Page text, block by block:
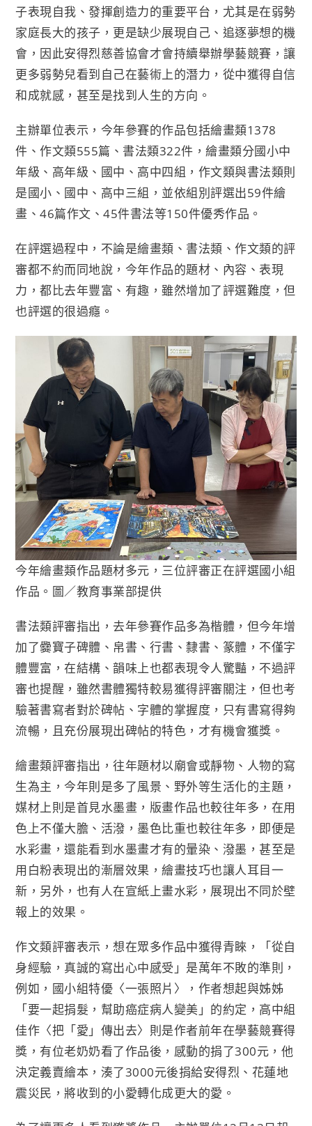
子表現自我、發揮創造力的重要平台，尤其是在弱勢
家庭長大的孩子，更是缺少展現自己、追逐夢想的機
會，因此安得烈慈善協會才會持續舉辦學藝競賽，讓
更多弱勢兒看到自己在藝術上的潛力，從中獲得自信
和成就感，甚至是找到人生的方向。
主辦單位表示，今年參賽的作品包括繪畫類1378
件、作文類555篇、書法類322件，繪畫類分國小中
年級、高年級、國中、高中四組，作文類與書法類則
是國小、國中、高中三組，並依組別評選出59件繪
畫、46篇作文、45件書法等150件優秀作品。
在評選過程中，不論是繪畫類、書法類、作文類的評
審都不約而同地說，今年作品的題材、內容、表現
力，都比去年豐富、有趣，雖然增加了評選難度，但
也評選的很過癮。
今年繪畫類作品題材多元，三位評審正在評選國小組
作品。圖／教育事業部提供
書法類評審指出，去年參賽作品多為楷體，但今年增
加了爨寶子碑體、帛書、行書、隸書、篆體，不僅字
體豐富，在結構、韻味上也都表現令人驚豔，不過評
審也提醒，雖然書體獨特較易獲得評審關注，但也考
驗著書寫者對於碑帖、字體的掌握度，只有書寫得夠
流暢，且充份展現出碑帖的特色，才有機會獲獎。
繪畫類評審指出，往年題材以廟會或靜物、人物的寫
生為主，今年則是多了風景、野外等生活化的主題，
媒材上則是首見水墨畫，版畫作品也較往年多，在用
色上不僅大膽、活潑，墨色比重也較往年多，即便是
水彩畫，還能看到水墨畫才有的暈染、潑墨，甚至是
用白粉表現出的漸層效果，繪畫技巧也讓人耳目一
新，另外，也有人在宣紙上畫水彩，展現出不同於壁
報上的效果。
作文類評審表示，想在眾多作品中獲得青睞，「從自
身經驗，真誠的寫出心中感受」是萬年不敗的準則，
例如，國小組特優〈一張照片〉，作者想起與姊姊
「要一起捐髮，幫助癌症病人變美」的約定，高中組
佳作〈把「愛」傳出去〉則是作者前年在學藝競賽得
獎，有位老奶奶看了作品後，感動的捐了300元，他
決定義賣繪本，湊了3000元後捐給安得烈、花蓮地
震災民，將收到的小愛轉化成更大的愛。